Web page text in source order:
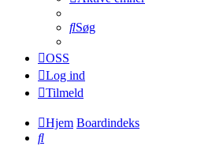
Søg
OSS
Log ind
Tilmeld
Hjem Boardindeks
Søg